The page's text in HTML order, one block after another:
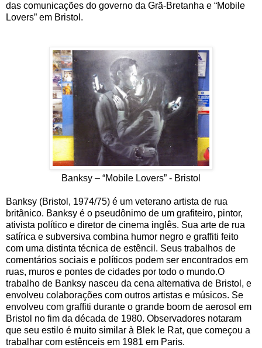
das comunicações do governo da Grã-Bretanha e “Mobile
Lovers” em Bristol.
Banksy – “Mobile Lovers” - Bristol
Banksy (Bristol, 1974/75) é um veterano artista de rua
britânico. Banksy é o pseudônimo de um grafiteiro, pintor,
ativista político e diretor de cinema inglês. Sua arte de rua
satírica e subversiva combina humor negro e graffiti feito
com uma distinta técnica de estêncil. Seus trabalhos de
comentários sociais e políticos podem ser encontrados em
ruas, muros e pontes de cidades por todo o mundo.O
trabalho de Banksy nasceu da cena alternativa de Bristol, e
envolveu colaborações com outros artistas e músicos. Se
envolveu com graffiti durante o grande boom de aerosol em
Bristol no fim da década de 1980. Observadores notaram
que seu estilo é muito similar à Blek le Rat, que começou a
trabalhar com estênceis em 1981 em Paris.